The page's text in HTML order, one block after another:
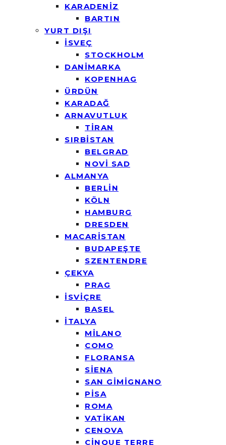
KARADENİZ
BARTIN
YURT DIŞI
İSVEÇ
STOCKHOLM
DANİMARKA
KOPENHAG
ÜRDÜN
KARADAĞ
ARNAVUTLUK
TİRAN
SIRBİSTAN
BELGRAD
NOVİ SAD
ALMANYA
BERLİN
KÖLN
HAMBURG
DRESDEN
MACARİSTAN
BUDAPEŞTE
SZENTENDRE
ÇEKYA
PRAG
İSVİÇRE
BASEL
İTALYA
MİLANO
COMO
FLORANSA
SİENA
SAN GİMİGNANO
PİSA
ROMA
VATİKAN
CENOVA
CİNQUE TERRE